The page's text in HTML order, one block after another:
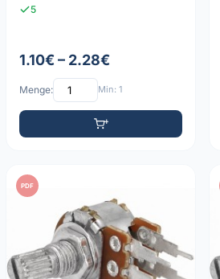
5
1.10€ – 2.28€
Menge: Min: 1
PDF